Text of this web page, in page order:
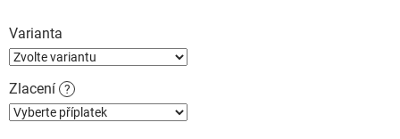
Varianta
Zlacení ?